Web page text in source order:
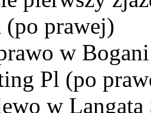
(po prawej)
w
Pl (po
w